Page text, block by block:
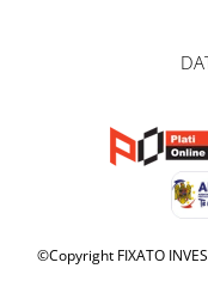
©Copyright FIXATO